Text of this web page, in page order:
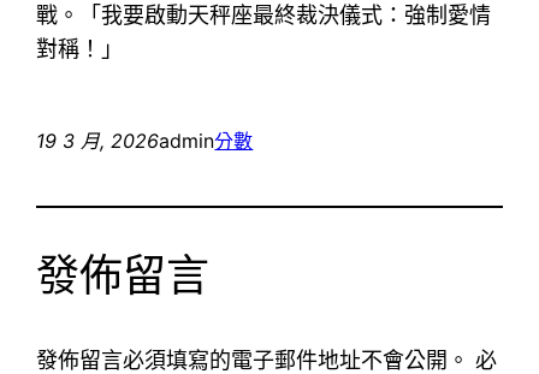
戰。「我要啟動天秤座最終裁決儀式：強制愛情
對稱！」
19 3 月, 2026admin分數
發佈留言
發佈留言必須填寫的電子郵件地址不會公開。 必